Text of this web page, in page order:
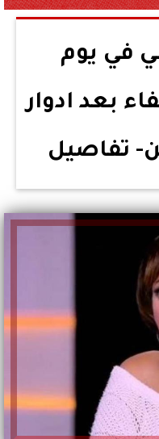
في يوم
بعد ادوار
تفاصيل